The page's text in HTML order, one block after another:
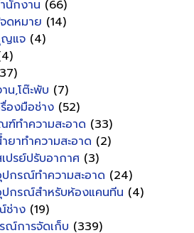
นักงาน (66)
ดหมาย (14)
ญแจ (4)
น,โต๊ะพับ (7)
องมือช่าง (52)
ทำความสะอาด (33)
ยาทำความสะอาด (2)
ปรย์ปรับอากาศ (3)
กรณ์ทำความสะอาด (24)
กรณ์สำหรับห้องแคนทีน (4)
ช่าง (19)
ณ์การจัดเก็บ (339)